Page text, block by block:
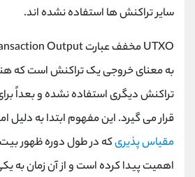
سایر تراکنش ‌ها استفاده نشده ‌اند.
UTXOمخفف عبارتOutput
به معنای خروجی یک تراکنش است که
تراکنش دیگری استفاده نشده و بعداً
قرار می گیرد. این مفهوم ابتدا به دلیل
مقیاس پذیریکه در طول دوره ظهور بیت
اهمیت پیدا کرده است و از آن زمان به